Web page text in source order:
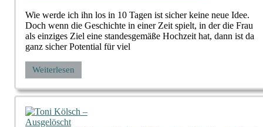
Wie werde ich ihn los in 10 Tagen ist sicher keine neue Idee.
Doch wenn die Geschichte in einer Zeit spielt, in der die Frau
als einziges Ziel eine standesgemäße Hochzeit hat, dann ist da
ganz sicher Potential für viel
Weiterlesen